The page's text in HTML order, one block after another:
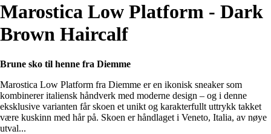
Marostica Low Platform - Dark
Brown Haircalf
Brune sko til henne fra Diemme
Marostica Low Platform fra Diemme er en ikonisk sneaker som
kombinerer italiensk håndverk med moderne design – og i denne
eksklusive varianten får skoen et unikt og karakterfullt uttrykk takket
være kuskinn med hår på. Skoen er håndlaget i Veneto, Italia, av nøye
utval...